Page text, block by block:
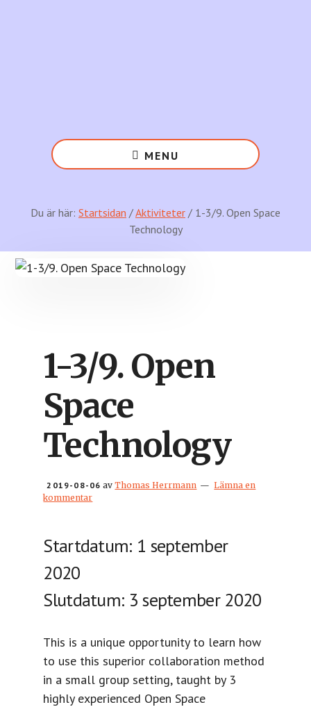
Space
Consulting
i
organisation
&
MENU
Du är här: Startsidan /Aktiviteter / 1-3/9. Open Space
Technology
1-3/9. Open
Space
Technology
2019-08-06 avThomas Herrmann
Lämna en
kommentar
Startdatum: 1 september
2020
Slutdatum: 3 september 2020
This is a unique opportunity to learn how
to use this superior collaboration method
in a small group setting, taught by 3
highly experienced Open Space